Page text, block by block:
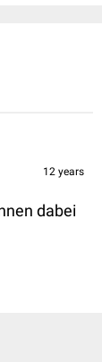
12 years
dabei